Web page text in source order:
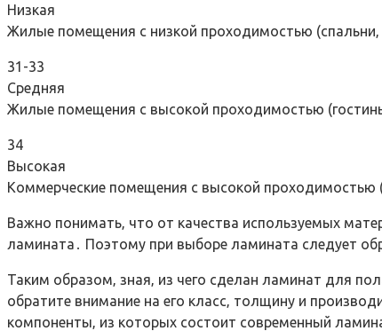
Низкая
Жилые помещения с низкой проходимостью (спальни‚
31-33
Средняя
Жилые помещения с высокой проходимостью
34
Высокая
Коммерческие помещения с высокой проходимостью
Важно понимать‚ что от качества используемых
ламината․ Поэтому при выборе ламината следует
Таким образом‚ зная‚ из чего сделан ламинат для
обратите внимание на его класс‚ толщину и
компоненты‚ из которых состоит современный